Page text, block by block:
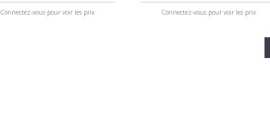
Connectez-vous pour voir les prix Connectez-vous pour voir les prix